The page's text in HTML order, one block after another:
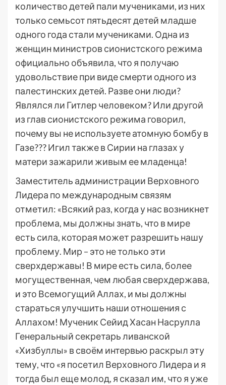
количество детей пали мучениками, из них
только семьсот пятьдесят детей младше
одного года стали мучениками. Одна из
женщин министров сионистского режима
официально объявила, что я получаю
удовольствие при виде смерти одного из
палестинских детей. Разве они люди?
Являлся ли Гитлер человеком? Или другой
из глав сионистского режима говорил,
почему вы не используете атомную бомбу в
Газе??? Игил также в Сирии на глазах у
матери зажарили живым ее младенца!
Заместитель администрации Верховного
Лидера по международным связям
отметил: «Всякий раз, когда у нас возникнет
проблема, мы должны знать, что в мире
есть сила, которая может разрешить нашу
проблему. Мир – это не только эти
сверхдержавы! В мире есть сила, более
могущественная, чем любая сверхдержава,
и это Всемогущий Аллах, и мы должны
стараться улучшить наши отношения с
Аллахом! Мученик Сейид Хасан Насрулла
Генеральный секретарь ливанской
«Хизбуллы» в своём интервью раскрыл эту
тему, что «я посетил Верховного Лидера и я
тогда был еще молод, я сказал им, что я уже